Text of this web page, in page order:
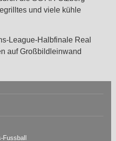
Fussball
und viele kühle
League-Halbfinale Real
auf Großbildleinwand